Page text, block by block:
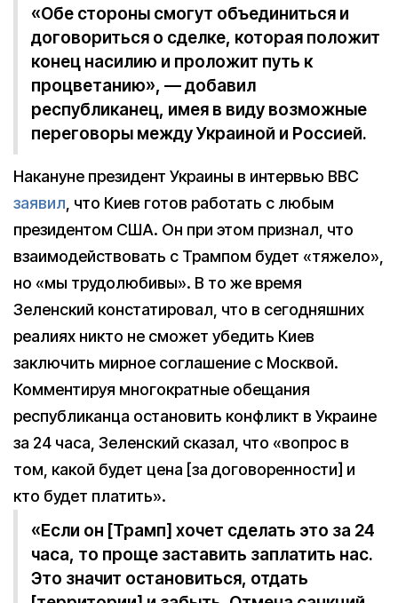
«Обе стороны смогут объединиться и
договориться о сделке, которая положит
конец насилию и проложит путь к
процветанию», — добавил
республиканец, имея в виду возможные
переговоры между Украиной и Россией.
Накануне президент Украины в интервью BBC
заявил, что Киев готов работать с любым
президентом США. Он при этом признал, что
взаимодействовать с Трампом будет «тяжело»,
но «мы трудолюбивы». В то же время
Зеленский констатировал, что в сегодняшних
реалиях никто не сможет убедить Киев
заключить мирное соглашение с Москвой.
Комментируя многократные обещания
республиканца остановить конфликт в Украине
за 24 часа, Зеленский сказал, что «вопрос в
том, какой будет цена [за договоренности] и
кто будет платить».
«Если он [Трамп] хочет сделать это за 24
часа, то проще заставить заплатить нас.
Это значит остановиться, отдать